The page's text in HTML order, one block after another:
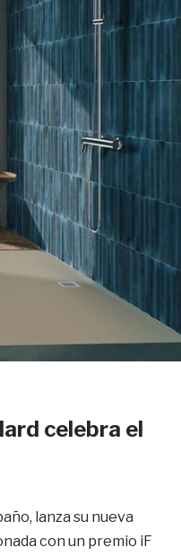
celebra el
lanza su nueva
con un premio iF